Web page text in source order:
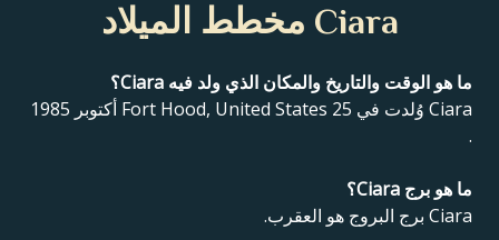
Ciara مخطط الميلاد
ما هو الوقت والتاريخ والمكان الذي ولد فيه Ciara؟
Ciara وُلدت في Fort Hood, United States 25 أكتوبر 1985
.
ما هو برج Ciara؟
Ciara برج البروج هو العقرب.